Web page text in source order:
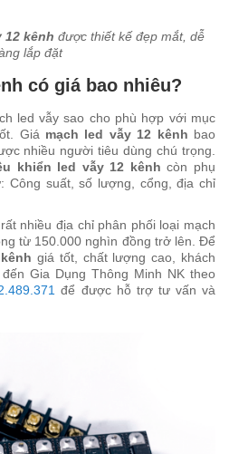
12 kênh được thiết kế đẹp mắt, dễ
lắp đặt
có giá bao nhiêu?
led vẫy sao cho phù hợp với mục
Giá mạch led vẫy 12 kênh bao
nhiều người tiêu dùng chú trọng.
khiển led vẫy 12 kênh còn phụ
Công suất, số lượng, cổng, địa chỉ
nhiều địa chỉ phân phối loại mạch
từ 150.000 nghìn đồng trở lên. Để
giá tốt, chất lượng cao, khách
Gia Dụng Thông Minh NK theo
để được hỗ trợ tư vấn và